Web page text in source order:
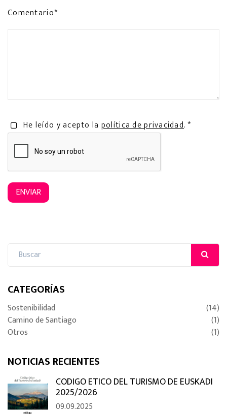
Comentario*
He leído y acepto la política de privacidad. *
ENVIAR
CATEGORÍAS
Sostenibilidad
(14)
Camino de Santiago
(1)
Otros
(1)
NOTICIAS RECIENTES
CODIGO ETICO DEL TURISMO DE EUSKADI
2025/2026
09.09.2025